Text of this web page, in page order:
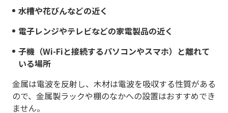
水槽や花びんなどの近く
電子レンジやテレビなどの家電製品の近く
子機（Wi-Fiと接続するパソコンやスマホ）と離れて
いる場所
金属は電波を反射し、木材は電波を吸収する性質がある
ので、金属製ラックや棚のなかへの設置はおすすめでき
ません。